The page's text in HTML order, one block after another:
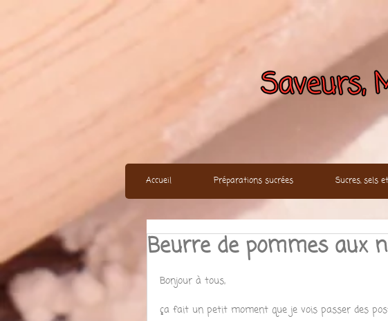
Accueil Préparations sucrées Sucres, sels
Beurre de pommes aux
Bonjour à tous,
ça fait un petit moment que je vois passer des